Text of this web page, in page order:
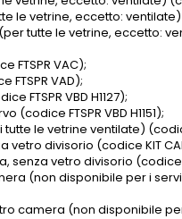
vetrine, eccetto: ventilate)
tutte le vetrine, eccetto:
FTSPR VAC);
VAD);
FTSPR VBD H1127);
FTSPR VBD H1151);
le vetrine ventilate)
divisorio (codice KIT CAN
vetro divisorio (codice
(non disponibile per i
camera (non disponibile